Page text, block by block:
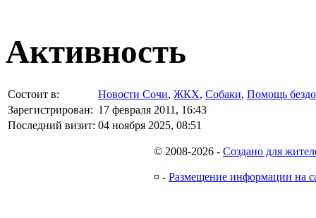
Активность
Состоит в: Новости Сочи, ЖКХ, Собаки, Помощь
Зарегистрирован: 17 февраля 2011, 16:43
Последний визит: 04 ноября 2025, 08:51
© 2008-2026 - Создано для
¤ - Размещение информации на